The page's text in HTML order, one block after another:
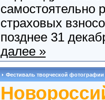
самостоятельно
страховых
позднее 31
далее »
Фестиваль творческой фотографии